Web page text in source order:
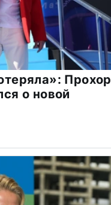
Прохор
о новой